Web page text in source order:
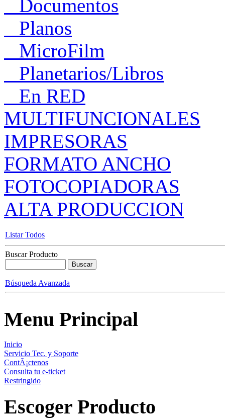
Documentos
Planos
MicroFilm
Planetarios/Libros
En RED
MULTIFUNCIONALES
IMPRESORAS
FORMATO ANCHO
FOTOCOPIADORAS
ALTA PRODUCCION
Listar Todos
Buscar Producto
Búsqueda Avanzada
Menu Principal
Inicio
Servicio Tec. y Soporte
ContÃ¡ctenos
Consulta tu e-ticket
Restringido
Escoger Producto